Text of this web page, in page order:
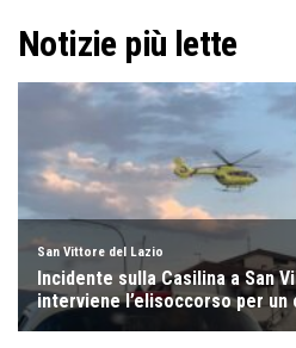
Notizie più lette